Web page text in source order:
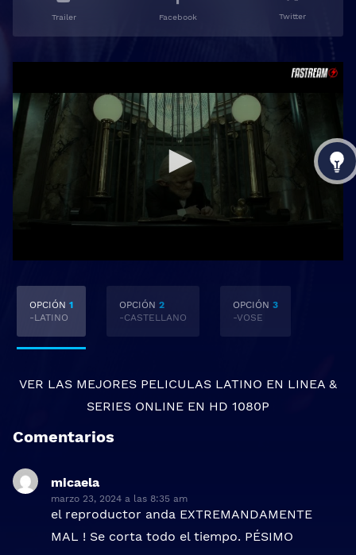
Trailer Facebook Twitter
OPCIÓN 1
-LATINO
OPCIÓN 2
-CASTELLANO
OPCIÓN 3
-VOSE
VER LAS MEJORES PELICULAS LATINO EN LINEA &
SERIES ONLINE EN HD 1080P
Comentarios
micaeladice:
marzo 23, 2024 a las 8:35 am
el reproductor anda EXTREMANDAMENTE
MAL ! Se corta todo el tiempo. PÉSIMO